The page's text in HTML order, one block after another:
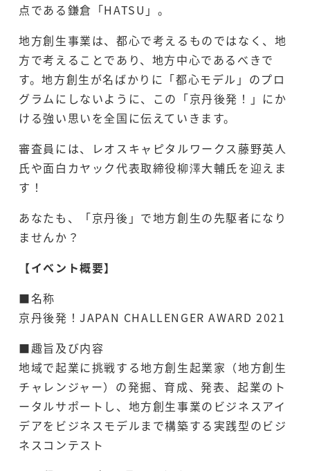
点である鎌倉「HATSU」。
地方創生事業は、都心で考えるものではなく、地
方で考えることであり、地方中心であるべきで
す。地方創生が名ばかりに「都心モデル」のプロ
グラムにしないように、この「京丹後発！」にか
ける強い思いを全国に伝えていきます。
審査員には、レオスキャピタルワークス藤野英人
氏や面白カヤック代表取締役柳澤大輔氏を迎えま
す！
あなたも、「京丹後」で地方創生の先駆者になり
ませんか？
【イベント概要】
■名称
京丹後発！JAPAN CHALLENGER AWARD 2021
■趣旨及び内容
地域で起業に挑戦する地方創生起業家（地方創生
チャレンジャー）の発掘、育成、発表、起業のト
ータルサポートし、地方創生事業のビジネスアイ
デアをビジネスモデルまで構築する実践型のビジ
ネスコンテスト